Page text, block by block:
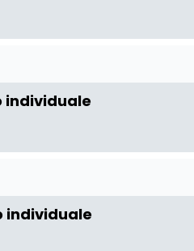
individuale
individuale